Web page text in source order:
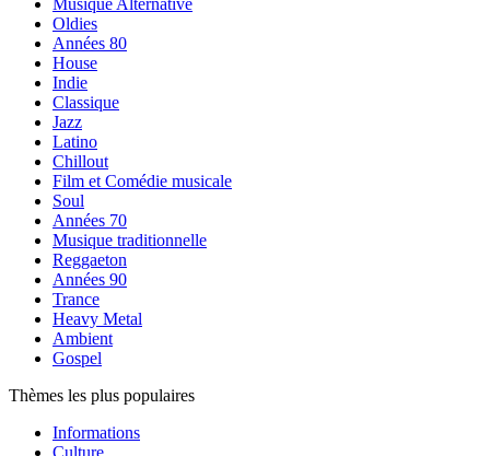
Musique Alternative
Oldies
Années 80
House
Indie
Classique
Jazz
Latino
Chillout
Film et Comédie musicale
Soul
Années 70
Musique traditionnelle
Reggaeton
Années 90
Trance
Heavy Metal
Ambient
Gospel
Thèmes les plus populaires
Informations